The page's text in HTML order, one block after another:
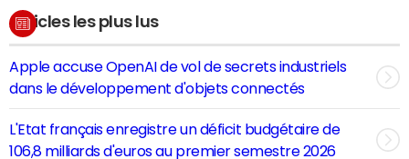
Articles les plus lus
Apple accuse OpenAI de vol de secrets industriels
dans le développement d'objets connectés
L'Etat français enregistre un déficit budgétaire de
106,8 milliards d'euros au premier semestre 2026